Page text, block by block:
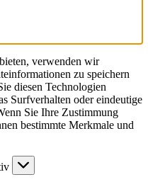
verwenden wir
zu speichern
diesen Technologien
Surfverhalten oder eindeutige
Sie Ihre Zustimmung
bestimmte Merkmale und